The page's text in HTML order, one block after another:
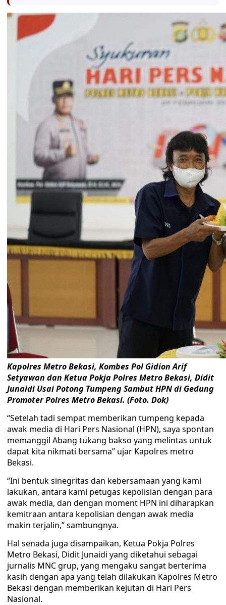
Kapolres Metro Bekasi, Kombes Pol Gidion Arif
Setyawan dan Ketua Pokja Polres Metro Bekasi, Didit
Junaidi Usai Potong Tumpeng Sambut HPN di Gedung
Promoter Polres Metro Bekasi. (Foto. Dok)
“Setelah tadi sempat memberikan tumpeng kepada
awak media di Hari Pers Nasional (HPN), saya spontan
memanggil Abang tukang bakso yang melintas untuk
dapat kita nikmati bersama” ujar Kapolres metro
Bekasi.
“Ini bentuk sinegritas dan kebersamaan yang kami
lakukan, antara kami petugas kepolisian dengan para
awak media, dan dengan moment HPN ini diharapkan
kemitraan antara kepolisian dengan awak media
makin terjalin,” sambungnya.
Hal senada juga disampaikan, Ketua Pokja Polres
Metro Bekasi, Didit Junaidi yang diketahui sebagai
jurnalis MNC grup, yang mengaku sangat berterima
kasih dengan apa yang telah dilakukan Kapolres Metro
Bekasi dengan memberikan kejutan di Hari Pers
Nasional.